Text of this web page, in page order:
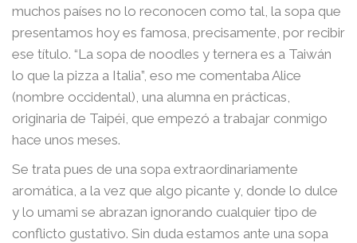
muchos países no lo reconocen como tal, la sopa que
presentamos hoy es famosa, precisamente, por recibir
ese título. “La sopa de noodles y ternera es a Taiwán
lo que la pizza a Italia”, eso me comentaba Alice
(nombre occidental), una alumna en prácticas,
originaria de Taipéi, que empezó a trabajar conmigo
hace unos meses.
Se trata pues de una sopa extraordinariamente
aromática, a la vez que algo picante y, donde lo dulce
y lo umami se abrazan ignorando cualquier tipo de
conflicto gustativo. Sin duda estamos ante una sopa